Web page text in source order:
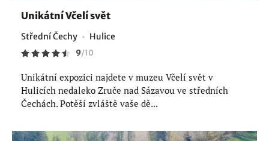
Unikátní Včelí svět
Střední Čechy Hulice
9/10
Unikátní expozici najdete v muzeu Včelí svět v
Hulicích nedaleko Zruče nad Sázavou ve středních
Čechách. Potěší zvláště vaše dě...